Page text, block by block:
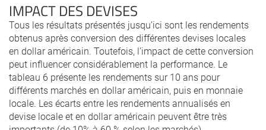
IMPACT DES DEVISES
Tous les résultats présentés jusqu’ici sont les rendements
obtenus après conversion des différentes devises locales
en dollar américain. Toutefois, l’impact de cette conversion
peut influencer considérablement la performance. Le
tableau 6 présente les rendements sur 10 ans pour
différents marchés en dollar américain, puis en monnaie
locale. Les écarts entre les rendements annualisés en
devise locale et en dollar américain peuvent être très